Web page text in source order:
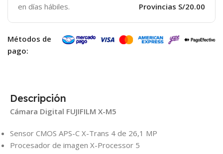
en días hábiles.
Provincias S/20.00
Métodos de
pago:
Descripción
Cámara Digital FUJIFILM X-M5
Sensor CMOS APS-C X-Trans 4 de 26,1 MP
Procesador de imagen X-Processor 5